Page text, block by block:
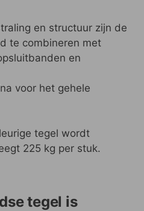
en structuur zijn de
te combineren met
en
voor het gehele
tegel wordt
225 kg per stuk.
tegel is